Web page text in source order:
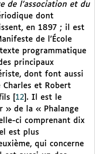
de l’association et du
dont
en 1897 ; il est
de l’École
programmatique
principaux
dont font aussi
et Robert
12 . Il est le
» de la « Phalange
ci comprenant dix
est plus
qui concerne